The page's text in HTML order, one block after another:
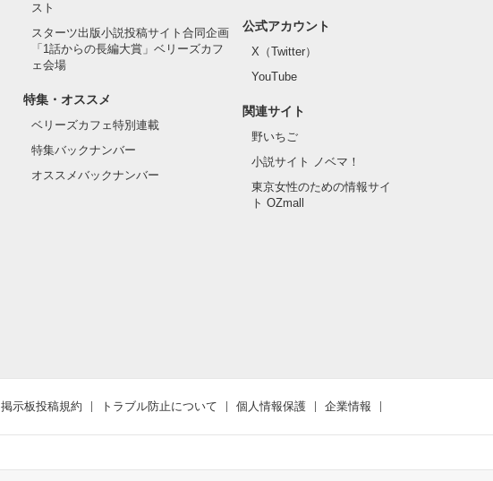
スト
スターツ出版小説投稿サイト合同企画
「1話からの長編大賞」ベリーズカフ
ェ会場
特集・オススメ
ベリーズカフェ特別連載
特集バックナンバー
オススメバックナンバー
公式アカウント
X（Twitter）
YouTube
関連サイト
野いちご
小説サイト ノベマ！
東京女性のための情報サイ
ト OZmall
掲示板投稿規約 トラブル防止について 個人情報保護 企業情報